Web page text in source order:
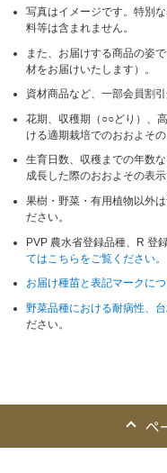
写真はイメージです。特別
料等は含まれません。
また、お届けする商品の姿
材をお届けいたします）。
資材商品など、一部会員割
花期、収穫期（○○どり）、
ける適期栽培でのおおよその
生育日数、収穫までの年数
成長した際のおおよその表
果樹・野菜・有用植物以外
ださい。
PVP 農水省登録品種、R 登
てはこちらをご覧ください。
お届け種苗と表記マークに
野菜品種における耐病性、
ださい。
ペ